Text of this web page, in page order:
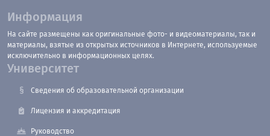
Информация
На сайте размещены как оригинальные фото- и видеоматериалы, так и
материалы, взятые из открытых источников в Интернете, используемые
исключительно в информационных целях.
Университет
Сведения об образовательной организации
Лицензия и аккредитация
Руководство